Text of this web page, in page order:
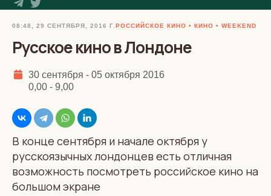
08:48, 29 СЕНТЯБРЯ, 2016 Г. РОССИЙСКОЕ КИНО КИНО WEEKEND
Русское кино в Лондоне
30 сентября - 05 октября 2016
0,00 - 9,00
В конце сентября и начале октября у
русскоязычных лондонцев есть отличная
возможность посмотреть российское кино на
большом экране